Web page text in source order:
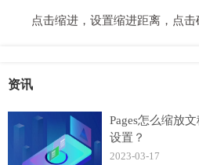
点击缩进，设置缩进距离，点击
资讯
Pages怎么缩放
设置？
2023-03-17